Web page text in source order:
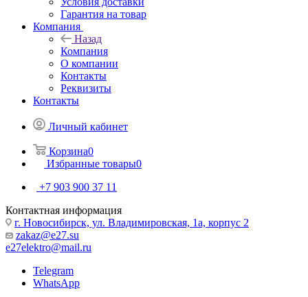
Гарантия на товар
Компания
Назад
Компания
О компании
Контакты
Реквизиты
Контакты
Личный кабинет
Корзина0
Избранные товары0
+7 903 900 37 11
Контактная информация
г. Новосибирск, ул. Владимировская, 1а, корпус 2
zakaz@e27.su
e27elektro@mail.ru
Telegram
WhatsApp